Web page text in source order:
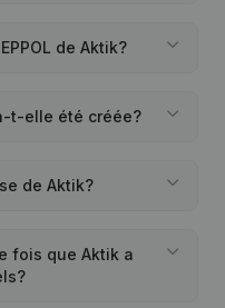
de Aktik?
t-elle été créée?
de Aktik?
fois que Aktik a